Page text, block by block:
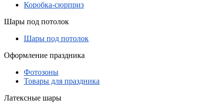
Коробка-сюрприз
Шары под потолок
Шары под потолок
Оформление праздника
Фотозоны
Товары для праздника
Латексные шары